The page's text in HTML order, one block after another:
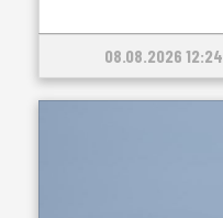
08.08.2026 12:24